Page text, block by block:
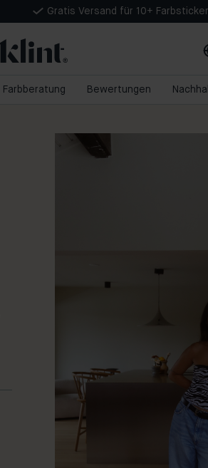
Gratis Versand für 10+ Farbsticker
Farbberatung Bewertungen